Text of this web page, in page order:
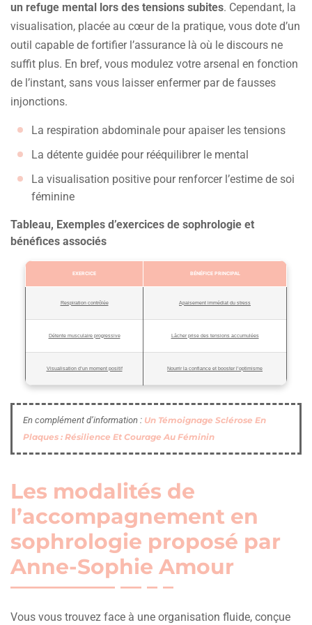
un refuge mental lors des tensions subites. Cependant, la
visualisation, placée au cœur de la pratique, vous dote d’un
outil capable de fortifier l’assurance là où le discours ne
suffit plus. En bref, vous modulez votre arsenal en fonction
de l’instant, sans vous laisser enfermer par de fausses
injonctions.
La respiration abdominale pour apaiser les tensions
La détente guidée pour rééquilibrer le mental
La visualisation positive pour renforcer l’estime de soi
féminine
Tableau, Exemples d’exercices de sophrologie et
bénéfices associés
EXERCICE BÉNÉFICE PRINCIPAL
Respiration contrôlée Apaisement immédiat du stress
Détente musculaire progressive Lâcher prise des tensions accumulées
Visualisation d’un moment positif Nourrir la confiance et booster l’optimisme
En complément d’information : Un Témoignage Sclérose En
Plaques : Résilience Et Courage Au Féminin
Les modalités de
l’accompagnement en
sophrologie proposé par
Anne-Sophie Amour
Vous vous trouvez face à une organisation fluide, conçue